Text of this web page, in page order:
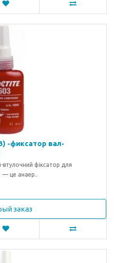
-фиксатор вал-
фіксатор для
— це анаер..
заказ